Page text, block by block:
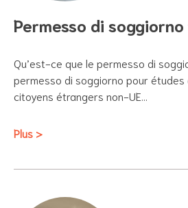
Permesso di
Qu’est-ce que le permesso di
permesso di soggiorno pour
citoyens étrangers non-UE…
Plus >